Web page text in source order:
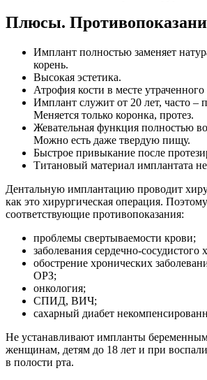
Плюсы.
Имплант полностью заменяет
корень.
Высокая эстетика.
Атрофия кости в месте утраченного
Имплант служит от 20 лет, часто –
Меняется только коронка, протез.
Жевательная функция полностью
Можно есть даже твердую пищу.
Быстрое привыкание после
Титановый материал имплантата
Дентальную имплантацию проводит
как это хирургическая операция.
соответствующие противопоказания:
проблемы свертываемости крови;
заболевания сердечно-сосудистого
обострение хронических
ОРЗ;
онкология;
СПИД, ВИЧ;
сахарный диабет
Не устанавливают импланты
женщинам, детям до 18 лет и при
в полости рта.